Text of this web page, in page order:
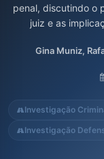
penal, discutindo o
juiz e as
investiga a
a defesa
Gina Muniz,
Investigação
Investigação